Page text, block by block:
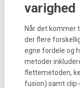
varighed
Når det kommer
der flere
egne fordele og
metoder
flettemetoden,
fusion) samt clip-